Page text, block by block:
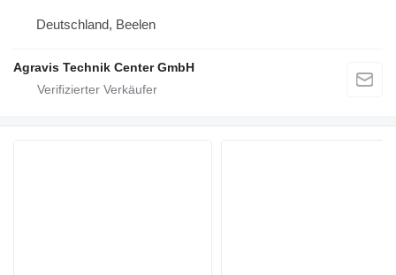
Deutschland, Beelen
Agravis Technik Center GmbH